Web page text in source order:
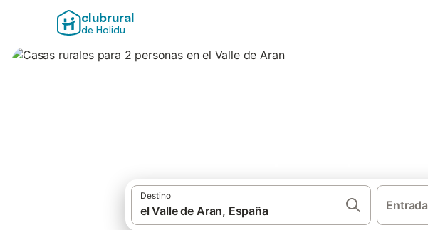
clubrural
de Holidu
Destino
Entrada